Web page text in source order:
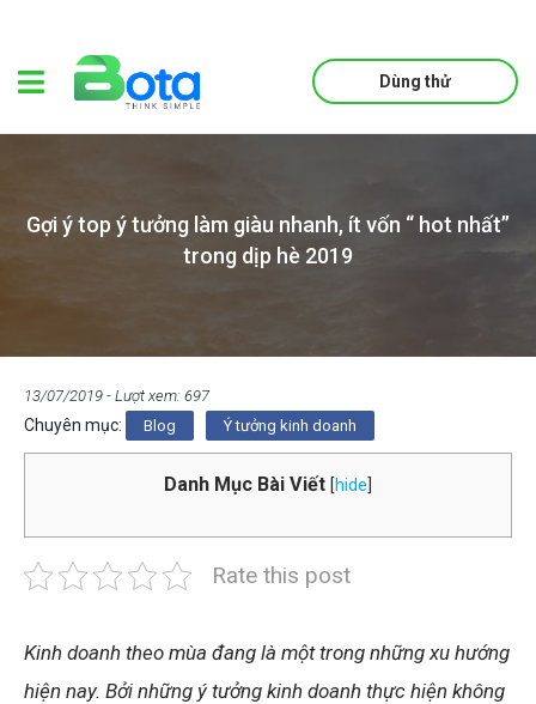
Dùng thử
Gợi ý top ý tưởng làm giàu nhanh, ít vốn “ hot nhất’’
trong dịp hè 2019
13/07/2019 - Lượt xem: 697
Chuyên mục: Blog Ý tưởng kinh doanh
Danh Mục Bài Viết [hide
Rate this post
Kinh doanh theo mùa đang là một trong những xu hướng
hiện nay. Bởi những ý tưởng kinh doanh thực hiện không